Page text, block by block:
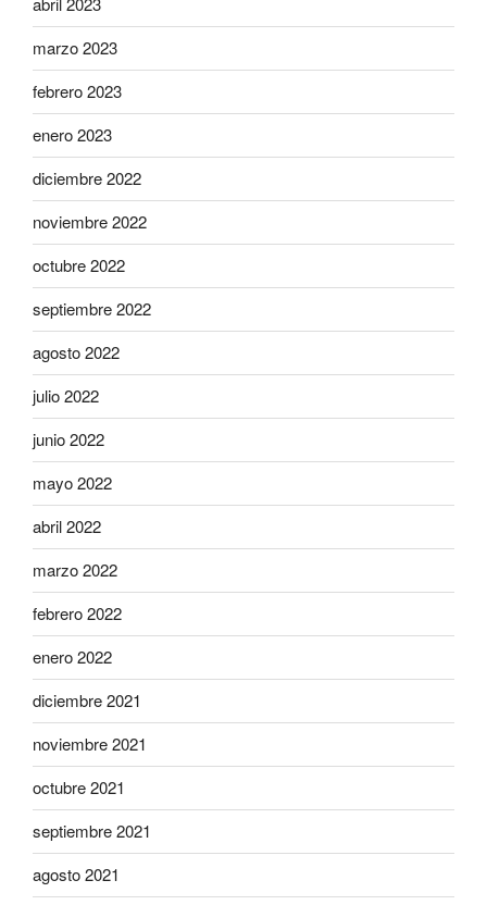
marzo 2023
febrero 2023
enero 2023
diciembre 2022
noviembre 2022
octubre 2022
septiembre 2022
agosto 2022
julio 2022
junio 2022
mayo 2022
abril 2022
marzo 2022
febrero 2022
enero 2022
diciembre 2021
noviembre 2021
octubre 2021
septiembre 2021
agosto 2021